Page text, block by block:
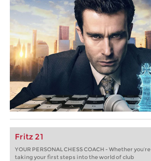
Fritz 21
YOUR PERSONAL CHESS COACH - Whether you’re
taking your first steps into the world of club